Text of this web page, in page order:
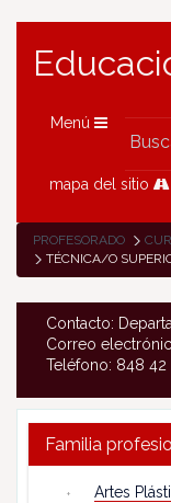
Menú
mapa del sitio
PROFESORADO
TÉCNICA/O SUPERIOR EN MECATRÓNICA
Contacto:
Correo
Teléfono: 848 42
Familia
Artes